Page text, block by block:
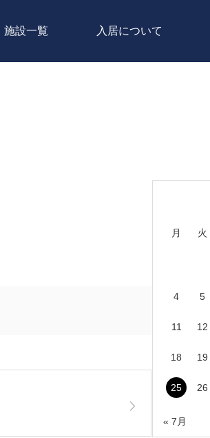
施設一覧 入居について
月 火
4 5
11 12
18 19
25 26
« 7月